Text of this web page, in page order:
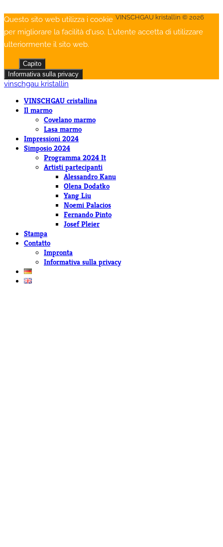
VINSCHGAU kristallin © 2026
Questo sito web utilizza i cookie
per migliorare la facilità d'uso. L'utente accetta di utilizzare
ulteriormente il sito web.
Capito
Informativa sulla privacy
vinschgau kristallin
VINSCHGAU cristallina
Il marmo
Covelano marmo
Lasa marmo
Impressioni 2024
Simposio 2024
Programma 2024 It
Artisti partecipanti
Alessandro Kanu
Olena Dodatko
Yang Liu
Noemi Palacios
Fernando Pinto
Josef Pleier
Stampa
Contatto
Impronta
Informativa sulla privacy